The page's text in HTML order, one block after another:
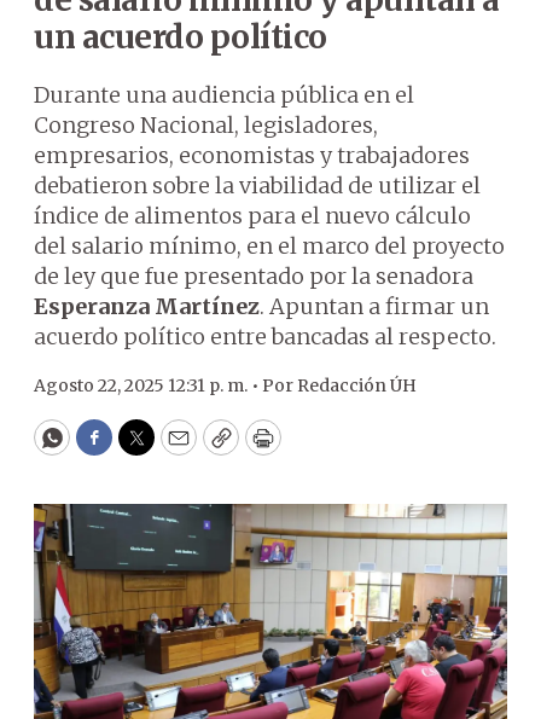
un acuerdo político
Durante una audiencia pública en el
Congreso Nacional, legisladores,
empresarios, economistas y trabajadores
debatieron sobre la viabilidad de utilizar el
índice de alimentos para el nuevo cálculo
del salario mínimo, en el marco del proyecto
de ley que fue presentado por la senadora
Esperanza Martínez. Apuntan a firmar un
acuerdo político entre bancadas al respecto.
Agosto 22, 2025 12:31 p. m. • Por Redacción ÚH
WhatsApp
Facebook
Twitter
EmailCopyPrint